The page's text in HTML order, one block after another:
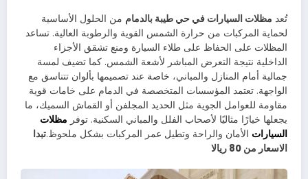
تُعد مظلات السيارات في حي طيبة بالدمام من الحلول الأساسية
لحماية المركبات من حرارة الشمس القوية والرطوبة العالية. تساعد
المظلات على الحفاظ على طلاء السيارة ومنع تشقق الأجزاء
الداخلية نتيجة التعرض المباشر لأشعة الشمس. كما تضيف لمسة
جمالية أمام المنازل والمباني، خاصة عند تصميمها بألوان تتناسق مع
الواجهة. تعتمد المؤسسات المتخصصة في الدمام على خامات قوية
مقاومة للعوامل الجوية مثل الحديد المجلفن أو القماش السميك، ما
يجعلها خيارًا مثاليًا لأصحاب الفلل والمباني السكنية. توفر مظلات
السيارات الأمان والراحة وتطيل عمر المركبات بشكل ملحوظ.تبدا
الاسعار من 80 ريالا